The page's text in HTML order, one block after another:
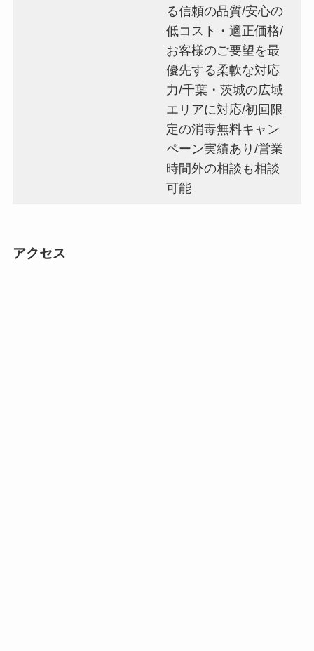
る信頼の品質/安心の
低コスト・適正価格/
お客様のご要望を最
優先する柔軟な対応
力/千葉・茨城の広域
エリアに対応/初回限
定の消毒無料キャン
ペーン実績あり/営業
時間外の相談も相談
可能
アクセス